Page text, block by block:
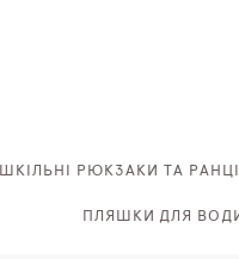
ШКІЛЬНІ РЮКЗАКИ ТА РАНЦІ
ПЛЯШКИ ДЛЯ